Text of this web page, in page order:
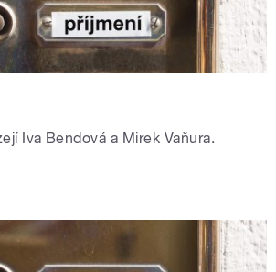
Iva Bendová a Mirek Vaňura.